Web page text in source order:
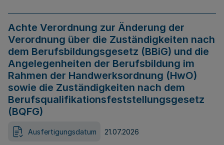
Achte Verordnung zur Änderung der
Verordnung über die Zuständigkeiten nach
dem Berufsbildungsgesetz (BBiG) und die
Angelegenheiten der Berufsbildung im
Rahmen der Handwerksordnung (HwO)
sowie die Zuständigkeiten nach dem
Berufsqualifikationsfeststellungsgesetz
(BQFG)
Ausfertigungsdatum 21.07.2026